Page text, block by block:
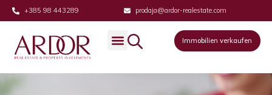
+385 98 443289 prodaja@ardor-realestate.com
Immobilien verkaufen